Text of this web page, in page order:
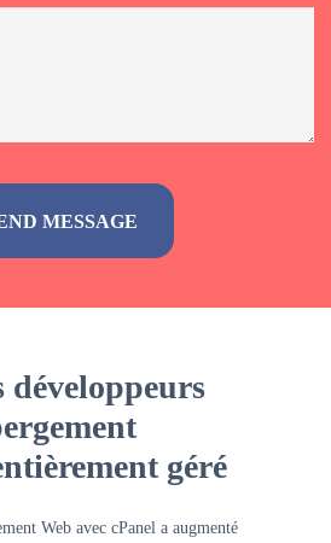
développeurs
géré
Web avec cPanel a augmenté